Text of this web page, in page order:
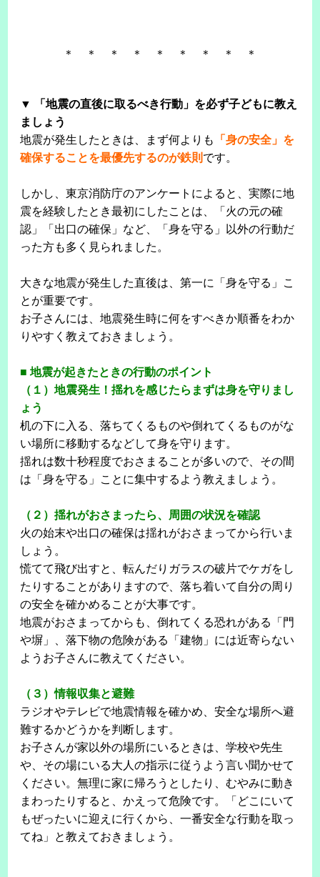
＊ ＊ ＊ ＊ ＊ ＊ ＊ ＊ ＊
▼ 「地震の直後に取るべき行動」を必ず子どもに教え
ましょう
地震が発生したときは、まず何よりも
「身の安全」を
確保することを最優先するのが鉄則 です。
しかし、東京消防庁のアンケートによると、実際に地
震を経験したとき最初にしたことは、「火の元の確
認」「出口の確保」など、「身を守る」以外の行動だ
った方も多く見られました。
大きな地震が発生した直後は、第一に「身を守る」こ
とが重要です。
お子さんには、地震発生時に何をすべきか順番をわか
りやすく教えておきましょう。
■ 地震が起きたときの行動のポイント
（１）地震発生！揺れを感じたらまずは身を守りまし
ょう
机の下に入る、落ちてくるものや倒れてくるものがな
い場所に移動するなどして身を守ります。
揺れは数十秒程度でおさまることが多いので、その間
は「身を守る」ことに集中するよう教えましょう。
（２）揺れがおさまったら、周囲の状況を確認
火の始末や出口の確保は揺れがおさまってから行いま
しょう。
慌てて飛び出すと、転んだりガラスの破片でケガをし
たりすることがありますので、落ち着いて自分の周り
の安全を確かめることが大事です。
地震がおさまってからも、倒れてくる恐れがある「門
や塀」、落下物の危険がある「建物」には近寄らない
ようお子さんに教えてください。
（３）情報収集と避難
ラジオやテレビで地震情報を確かめ、安全な場所へ避
難するかどうかを判断します。
お子さんが家以外の場所にいるときは、学校や先生
や、その場にいる大人の指示に従うよう言い聞かせて
ください。無理に家に帰ろうとしたり、むやみに動き
まわったりすると、かえって危険です。「どこにいて
もぜったいに迎えに行くから、一番安全な行動を取っ
てね」と教えておきましょう。